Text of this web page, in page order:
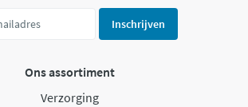
Inschrijven
Ons assortiment
Verzorging